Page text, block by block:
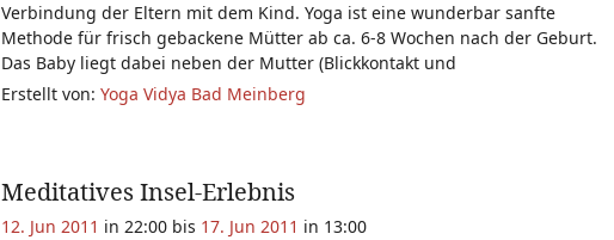
Verbindung der Eltern mit dem Kind. Yoga ist eine wunderbar sanfte
Methode für frisch gebackene Mütter ab ca. 6-8 Wochen nach der Geburt.
Das Baby liegt dabei neben der Mutter (Blickkontakt und
Erstellt von:Yoga Vidya Bad Meinberg
Meditatives Insel-Erlebnis
12. Jun 2011 in 22:00 bis 17. Jun 2011 in 13:00